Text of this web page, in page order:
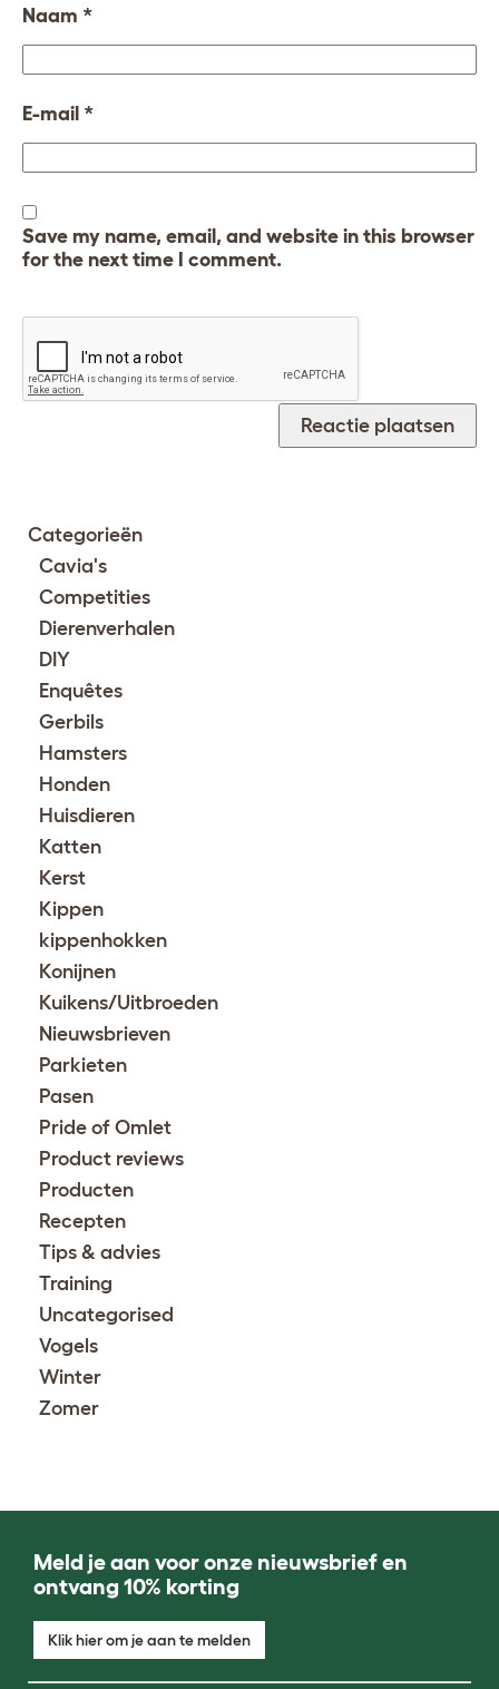
Naam *
E-mail *
Save my name, email, and website in this browser
for the next time I comment.
Categorieën
Cavia's
Competities
Dierenverhalen
DIY
Enquêtes
Gerbils
Hamsters
Honden
Huisdieren
Katten
Kerst
Kippen
kippenhokken
Konijnen
Kuikens/Uitbroeden
Nieuwsbrieven
Parkieten
Pasen
Pride of Omlet
Product reviews
Producten
Recepten
Tips & advies
Training
Uncategorised
Vogels
Winter
Zomer
Meld je aan voor onze nieuwsbrief en
ontvang 10% korting
Klik hier om je aan te melden